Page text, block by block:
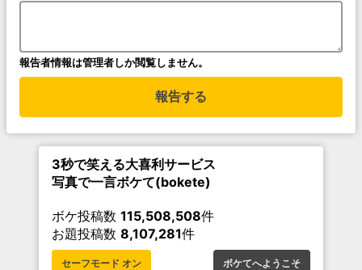
報告者情報は管理者しか閲覧しません。
報告する
3秒で笑える大喜利サービス
写真で一言ボケて(bokete)
ボケ投稿数 115,508,508件
お題投稿数 8,107,281件
セーフモード オン ボケてへようこそ